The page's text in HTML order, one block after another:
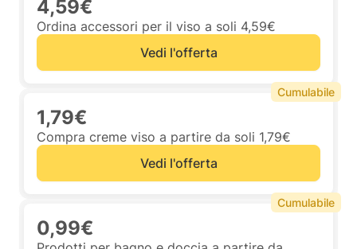
4,59€
Ordina accessori per il viso a soli 4,59€
Vedi l'offerta
1,79€
Compra creme viso a partire da soli 1,79€
Vedi l'offerta
Cumulabile
0,99€
Cumulabile